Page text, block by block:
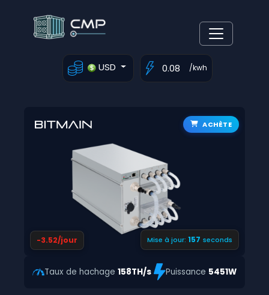
USD /kwh
ACHÈTE
-3.52/jour Mise à jour: 156 seconds
Taux de hachage158TH/s Puissance 5451W